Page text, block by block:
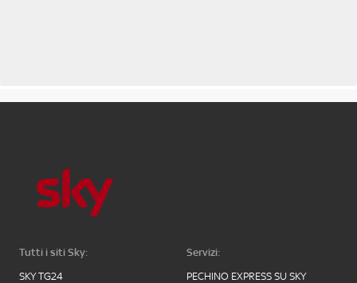
Tutti i siti Sky:
SKY TG24
Servizi:
PECHINO EXPRESS SU SKY